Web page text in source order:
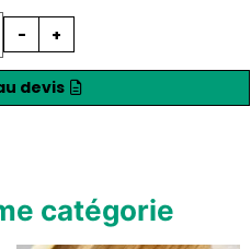
- +
devis
catégorie